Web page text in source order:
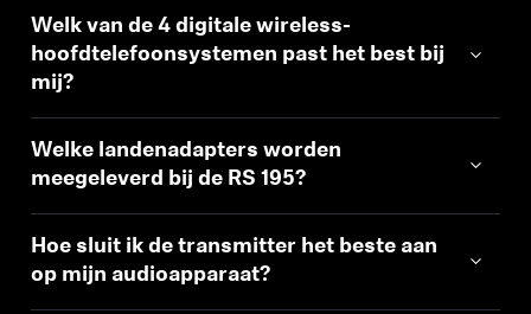
Welk van de 4 digitale wireless-
hoofdtelefoonsystemen past het best bij
mij?
Welke landenadapters worden
meegeleverd bij de RS 195?
Hoe sluit ik de transmitter het beste aan
op mijn audioapparaat?